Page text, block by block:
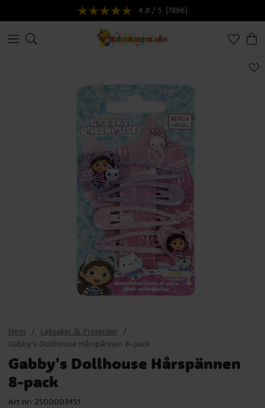
4.8 / 5 (7896)
Hem
Leksaker & Presenter
Gabby's Dollhouse Hårspännen 8-pack
Gabby's Dollhouse Hårspännen
8-pack
Art nr: 2500003451